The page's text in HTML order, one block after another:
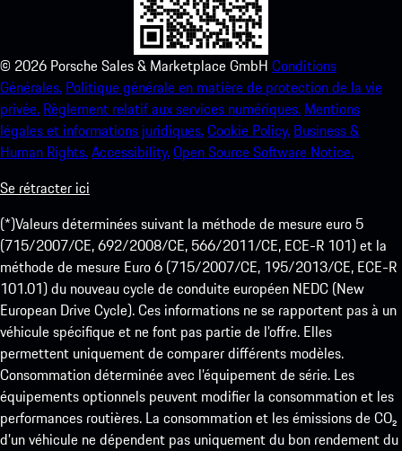
© 2026 Porsche Sales & Marketplace GmbH Conditions
Générales. Politique générale en matière de protection de la vie
privée. Règlement relatif aux services numériques. Mentions
légales et informations juridiques.Cookie Policy. Business &
Human Rights.Accessibility.Open Source Software Notice.
Se rétracter ici
(*)Valeurs déterminées suivant la méthode de mesure euro 5
(715/2007/CE, 692/2008/CE, 566/2011/CE, ECE-R 101) et la
méthode de mesure Euro 6 (715/2007/CE, 195/2013/CE, ECE-R
101.01) du nouveau cycle de conduite européen NEDC (New
European Drive Cycle). Ces informations ne se rapportent pas à un
véhicule spécifique et ne font pas partie de l’offre. Elles
permettent uniquement de comparer différents modèles.
Consommation déterminée avec l’équipement de série. Les
équipements optionnels peuvent modifier la consommation et les
performances routières. La consommation et les émissions de CO₂
d’un véhicule ne dépendent pas uniquement du bon rendement du